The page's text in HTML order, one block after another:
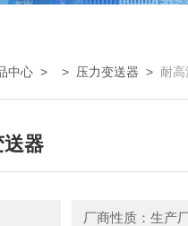
中心 > > 压力变送器 > 耐
器
厂商性质：生产